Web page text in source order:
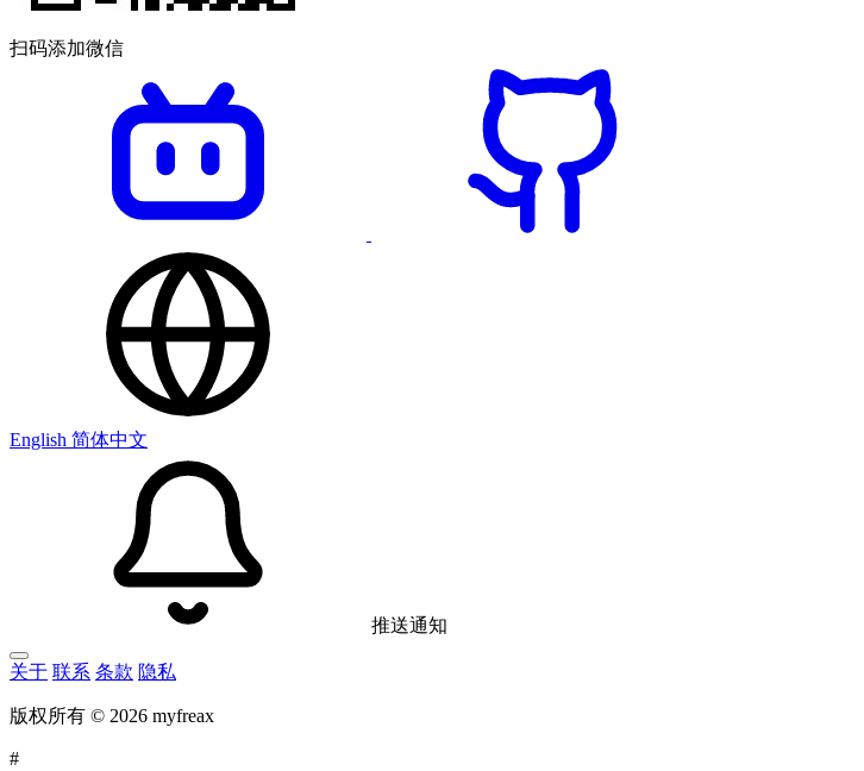
扫码添加微信
English 简体中文
推送通知
关于 联系 条款 隐私
版权所有 © 2026 myfreax
#